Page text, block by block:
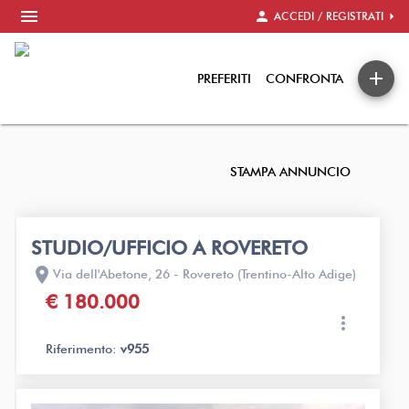
menu person ACCEDI / REGISTRATI arrow_right
PREFERITI CONFRONTA add
STAMPA ANNUNCIO
STUDIO/UFFICIO A ROVERETO
location_on Via dell'Abetone, 26 - Rovereto (Trentino-Alto Adige)
€ 180.000
Riferimento: v955
more_vert